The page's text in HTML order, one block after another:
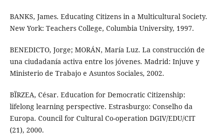
BANKS, James. Educating Citizens in a Multicultural Society.
New York: Teachers College, Columbia University, 1997.
BENEDICTO, Jorge; MORÁN, María Luz. La construcción de
una ciudadanía activa entre los jóvenes. Madrid: Injuve y
Ministerio de Trabajo e Asuntos Sociales, 2002.
BÏRZEA, César. Education for Democratic Citizenship:
lifelong learning perspective. Estrasburgo: Conselho da
Europa. Council for Cultural Co-operation DGIV/EDU/CIT
(21), 2000.